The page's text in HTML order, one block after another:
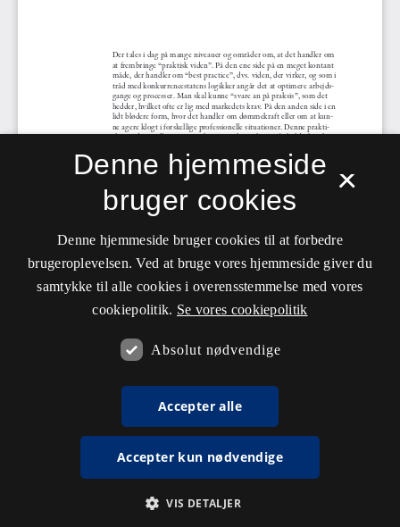
×
Denne hjemmeside
bruger cookies
Denne hjemmeside bruger cookies til at forbedre
brugeroplevelsen. Ved at bruge vores hjemmeside giver du
samtykke til alle cookies i overensstemmelse med vores
cookiepolitik. Se vores cookiepolitik
Absolut nødvendige
Accepter alle
Accepter kun nødvendige
VIS DETALJER